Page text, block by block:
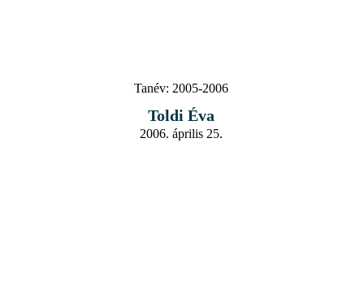
Tanév: 2005-2006
Toldi Éva
2006. április 25.